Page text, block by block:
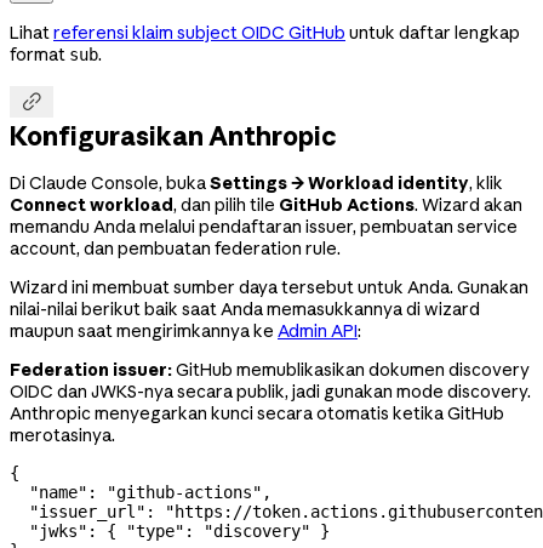
Lihat referensi klaim subject OIDC GitHub untuk daftar lengkap
format sub.

Konfigurasikan Anthropic
Di Claude Console, bukaSettings → Workload identity, klik
Connect workload, dan pilih tile GitHub Actions. Wizard akan
memandu Anda melalui pendaftaran issuer, pembuatan service
account, dan pembuatan federation rule.
Wizard ini membuat sumber daya tersebut untuk Anda. Gunakan
nilai-nilai berikut baik saat Anda memasukkannya di wizard
maupun saat mengirimkannya ke Admin API:
Federation issuer:GitHub memublikasikan dokumen discovery
OIDC dan JWKS-nya secara publik, jadi gunakan mode discovery.
Anthropic menyegarkan kunci secara otomatis ketika GitHub
merotasinya.
{
  "name"
: "github-actions" ,
  "issuer_url"
:
"https://
  "jwks"
: { "type" : "discovery" }